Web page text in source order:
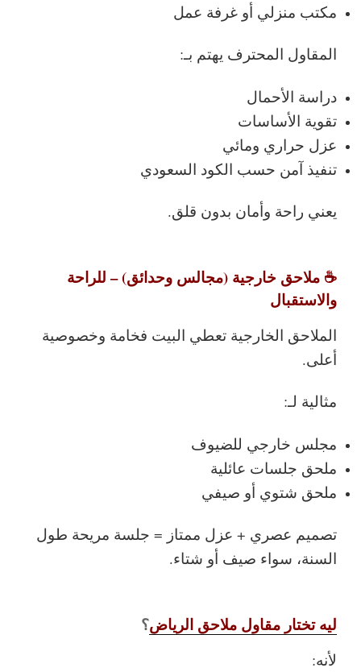
مكتب منزلي أو غرفة عمل
المقاول المحترف يهتم بـ:
دراسة الأحمال
تقوية الأساسات
عزل حراري ومائي
تنفيذ آمن حسب الكود السعودي
يعني راحة وأمان بدون قلق.
☕ ملاحق خارجية (مجالس وحدائق) – للراحة
والاستقبال
الملاحق الخارجية تعطي البيت فخامة وخصوصية
أعلى.
مثالية لـ:
مجلس خارجي للضيوف
ملحق جلسات عائلية
ملحق شتوي أو صيفي
تصميم عصري + عزل ممتاز = جلسة مريحة طول
السنة، سواء صيف أو شتاء.
ليه تختار مقاول ملاحق الرياض؟
لأنه: